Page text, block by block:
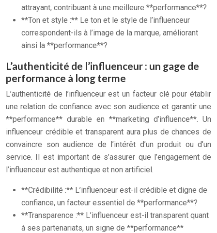
attrayant, contribuant à une meilleure **performance**?
**Ton et style :** Le ton et le style de l’influenceur
correspondent-ils à l’image de la marque, améliorant
ainsi la **performance**?
L’authenticité de l’influenceur : un gage de
performance à long terme
L’authenticité de l’influenceur est un facteur clé pour établir
une relation de confiance avec son audience et garantir une
**performance** durable en **marketing d’influence**. Un
influenceur crédible et transparent aura plus de chances de
convaincre son audience de l’intérêt d’un produit ou d’un
service. Il est important de s’assurer que l’engagement de
l’influenceur est authentique et non artificiel.
**Crédibilité :** L’influenceur est-il crédible et digne de
confiance, un facteur essentiel de **performance**?
**Transparence :** L’influenceur est-il transparent quant
à ses partenariats, un signe de **performance**